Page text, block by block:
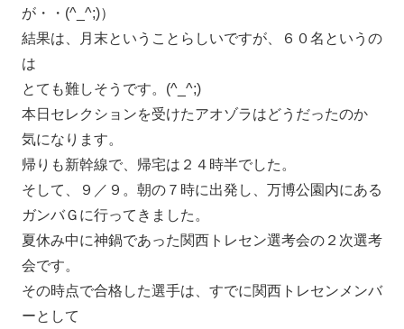
が・・(^_^;)）
結果は、月末ということらしいですが、６０名というの
は
とても難しそうです。(^_^;)
本日セレクションを受けたアオゾラはどうだったのか
気になります。
帰りも新幹線で、帰宅は２４時半でした。
そして、９／９。朝の７時に出発し、万博公園内にある
ガンバＧに行ってきました。
夏休み中に神鍋であった関西トレセン選考会の２次選考
会です。
その時点で合格した選手は、すでに関西トレセンメンバ
ーとして